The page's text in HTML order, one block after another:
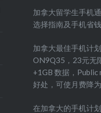
加拿大留学生手机
选择指南及手机省
加拿大最佳手机计
ON9Q35，23元无
+1GB 数据，Public
好处，可使月费降为
在加拿大的手机计